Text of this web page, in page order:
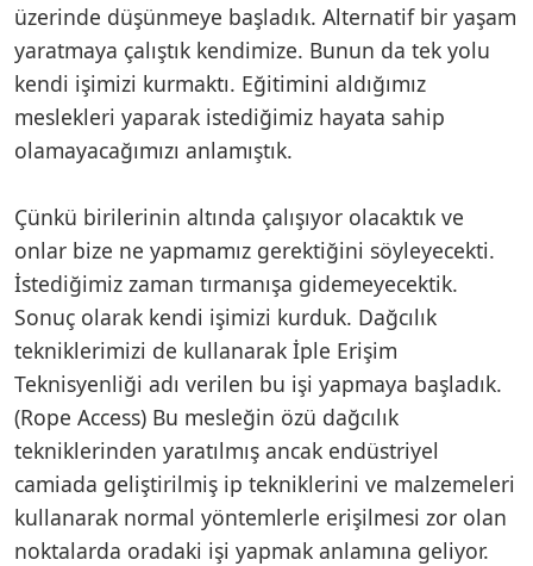
üzerinde düşünmeye başladık. Alternatif bir yaşam
yaratmaya çalıştık kendimize. Bunun da tek yolu
kendi işimizi kurmaktı. Eğitimini aldığımız
meslekleri yaparak istediğimiz hayata sahip
olamayacağımızı anlamıştık.
Çünkü birilerinin altında çalışıyor olacaktık ve
onlar bize ne yapmamız gerektiğini söyleyecekti.
İstediğimiz zaman tırmanışa gidemeyecektik.
Sonuç olarak kendi işimizi kurduk. Dağcılık
tekniklerimizi de kullanarak İple Erişim
Teknisyenliği adı verilen bu işi yapmaya başladık.
(Rope Access) Bu mesleğin özü dağcılık
tekniklerinden yaratılmış ancak endüstriyel
camiada geliştirilmiş ip tekniklerini ve malzemeleri
kullanarak normal yöntemlerle erişilmesi zor olan
noktalarda oradaki işi yapmak anlamına geliyor.